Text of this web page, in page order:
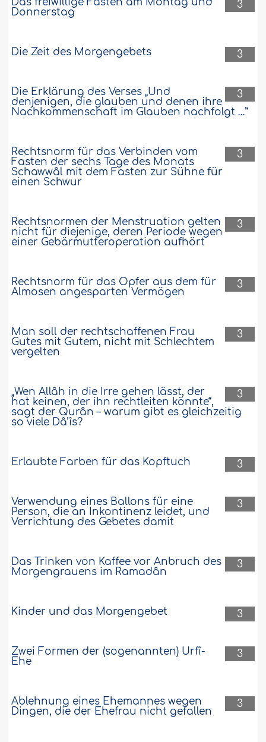
3
Donnerstag
3
Die Zeit des Morgengebets
3
Die Erklärung des Verses „Und
denjenigen, die glauben und denen ihre
Nachkommenschaft im Glauben nachfolgt …”
3
Rechtsnorm für das Verbinden vom
Fasten der sechs Tage des Monats
Schawwâl mit dem Fasten zur Sühne für
einen Schwur
3
Rechtsnormen der Menstruation gelten
nicht für diejenige, deren Periode wegen
einer Gebärmutteroperation aufhört
3
Rechtsnorm für das Opfer aus dem für
Almosen angesparten Vermögen
3
Man soll der rechtschaffenen Frau
Gutes mit Gutem, nicht mit Schlechtem
vergelten
3
„Wen Allâh in die Irre gehen lässt, der
hat keinen, der ihn rechtleiten könnte“,
sagt der Qurân – warum gibt es gleichzeitig
so viele Dâ’îs?
3
Erlaubte Farben für das Kopftuch
3
Verwendung eines Ballons für eine
Person, die an Inkontinenz leidet, und
Verrichtung des Gebetes damit
3
Das Trinken von Kaffee vor Anbruch des
Morgengrauens im Ramadân
3
Kinder und das Morgengebet
3
Zwei Formen der (sogenannten) Urfî-
Ehe
3
Ablehnung eines Ehemannes wegen
Dingen, die der Ehefrau nicht gefallen